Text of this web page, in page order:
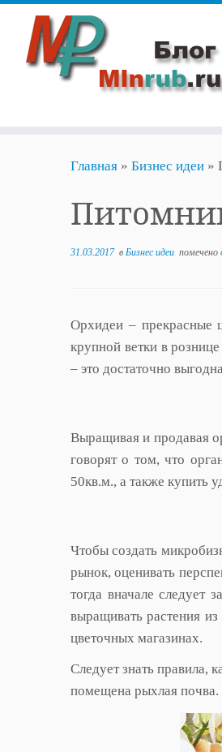
Главная » Бизнес идеи »
31.03.2017в Бизнес идеи помечено
Орхидеи – прекрасные
крупной ветки в
– это достаточно
Выращивая и продавая
говорят о том, что
50кв.м., а также купить
Чтобы создать
рынок, оценивать
тогда вначале следует
выращивать растения
цветочных магазинах.
Следует знать правила,
помещена рыхлая почва.